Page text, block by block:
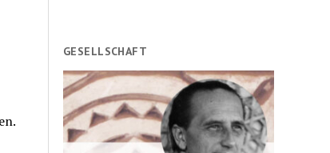
GESELLSCHAFT